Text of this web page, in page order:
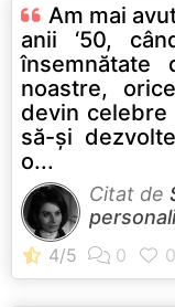
Am mai
anii ‘50,
noastre,
devin
să-şi
o...
Citat de